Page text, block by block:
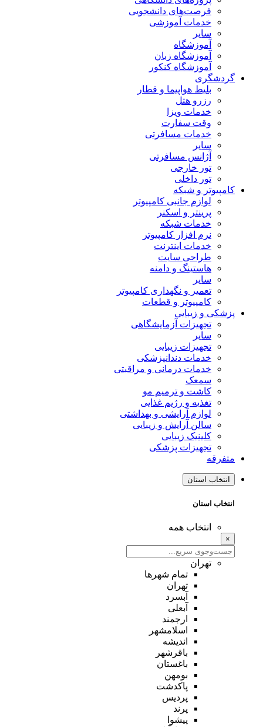
فرصت‌های دانشجویی
خدمات آموزشی
سایر
آموزشگاه
آموزشگاه زبان
آموزشگاه کنکور
گردشگری
بلیط هواپیما و قطار
رزرو هتل
خدمات ویزا
وقت سفارت
خدمات مسافرتی
سایر
آژانس مسافرتی
تور خارجی
تور داخلی
کامپیوتر و شبکه
لوازم جانبی کامپیوتر
پرینتر و اسکنر
خدمات شبکه
نرم افزار کامپیوتر
خدمات اینترنت
طراحی سایت
هاستینگ و دامنه
سایر
تعمیر و نگهداری کامپیوتر
کامپیوتر و قطعات
پزشکی و زیبایی
تجهیزات آزمایشگاهی
سایر
تجهیزات زیبایی
خدمات دندانپزشکی
خدمات درمانی و مراقبتی
سمعک
کاشت و ترمیم مو
تغذیه و رژیم غذایی
لوازم آرایشی و بهداشتی
سالن آرایش و زیبایی
کلینیک زیبایی
تجهیزات پزشکی
متفرقه
انتخاب استان
انتخاب استان
انتخاب همه
×
تهران
تمام شهر‌ها
تهران
آبسرد
آبعلی
ارجمند
اسلامشهر
اندیشه
باقرشهر
باغستان
بومهن
پاکدشت
پردیس
پرند
پیشوا